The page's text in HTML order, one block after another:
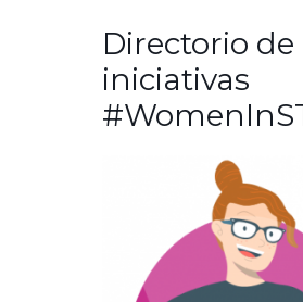
Directorio de
iniciativas